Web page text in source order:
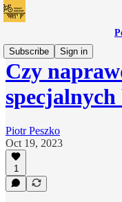
Subscribe
Sign in
Czy
Piotr Peszko
Oct 19, 2023
1